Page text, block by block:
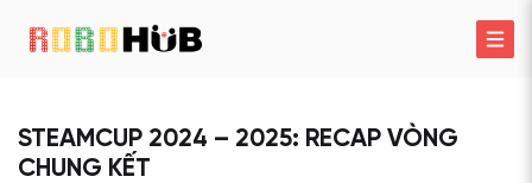
STEAMCUP 2024 – 2025: RECAP VÒNG
CHUNG KẾT